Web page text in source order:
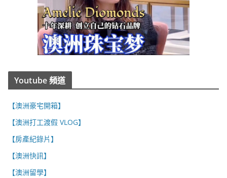
Youtube 頻道
【澳洲豪宅開箱】
【澳洲打工渡假 VLOG】
【房產紀錄片】
【澳洲快訊】
【澳洲留學】